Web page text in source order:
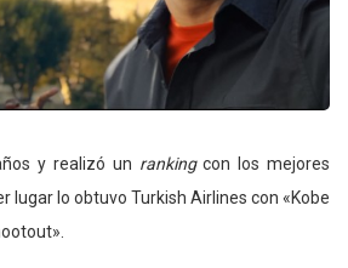
y realizó un rankingcon los mejores
lugar lo obtuvo Turkish Airlines con «Kobe